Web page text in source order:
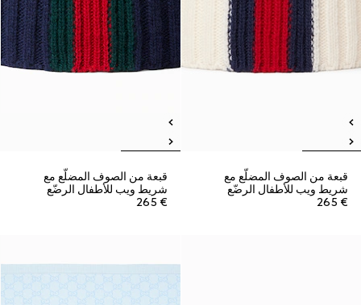
قبعة من الصوف المضلّع مع
شريط ويب للأطفال الرضّع
€ 265
قبعة من الصوف المضلّع مع
شريط ويب للأطفال الرضّع
€ 265